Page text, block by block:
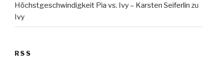
Höchstgeschwindigkeit Pia vs. Ivy – Karsten Seiferlin zu
Ivy
RSS